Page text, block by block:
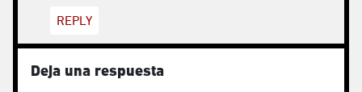
REPLY
Deja una respuesta